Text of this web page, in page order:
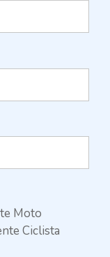
Moto
Ciclista